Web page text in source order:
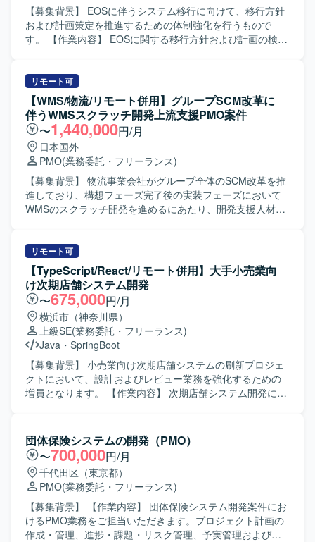
的に動ける方、ドキュメントやコミュニケーションを通じ
て品質向上に取り組める方が望ましいです。 【ポジション
の魅力】 生命保険業界向けのコアシステムに携わること
貫で関われるため、要件定義スキルや設計力を伸ばしやす
い環境です。CJFリプレイス対応など、レガシーからモダン
環境への移行経験も積むことができます。 【開発環境】
JavaおよびSpringBootを中心としたWebアプリケーション
開発環境となっております。クラウド技術としてAWSを利
用する可能性があり、要件定義や基本設計など上流工程に
も関わる機会がございます。
【募集背景】 EOSに伴うシステム移行に向けて、移行方針
および計画策定を推進するための体制強化を行うもので
す。 【作業内容】 EOSに関する移行方針および計画の検討
び体制の検討を行います。また、各種検討結果をとりまと
めた資料作成および顧客への説明を担当していただきま
す。 【求める人物像】 関係者と円滑にコミュニケーション
を取りながら、課題を整理し主体的に提案していける方を
求めています。複数システムが関わるプロジェクトにおい
て、全体を俯瞰しながら計画立案や調整を進められる方が
望ましいです。 【ポジションの魅力】 大規模システムの
EOS対応における計画策定フェーズから参画いただくた
め、上流工程での企画・計画立案スキルを高めることがで
きます。顧客折衝や各種資料作成を通じて、マネジメント
とした計画策定業務となります。個別の技術要素はプロジ
ェクト内標準に準拠して進めていただきます。
リモート可
【WMS/物流/リモート併用】グループSCM改革に
伴うWMSスクラッチ開発上流支援PMO案件
〜1,440,000円/月
日本国外
PMO(業務委託・フリーランス)
【募集背景】 物流事業会社がグループ全体のSCM改革を推
進しており、構想フェーズ完了後の実装フェーズにおいて
WMSのスクラッチ開発を進めるにあたり、開発支援人材が
およびWMSのAsIs／ToBe整理を行います。 要件定義をリ
ードし、設計書や各種計画書のレビューを実施いたしま
す。 開発ベンダのコントロールを行い、進捗管理や社内調
整などPMO業務を通じてプロジェクトを前に進めていただ
きます。 【求める人物像】 物流業界やWMSに対する深い
理解を持ち、主体的かつ自走的に業務を推進いただける方
を求めております。 関係者と良好なコミュニケーションを
取りながら、課題を整理し解決に導いていける方が望まし
いです。 【ポジションの魅力】 グループ全体のSCM改革と
いう戦略的な取り組みにおいて、中核となるWMSのスクラ
ッチ開発に上流から関わることができます。 事業会社側の
積むことができます。 【開発環境】 WMSを中心とした物
流システムのスクラッチ開発プロジェクトとなり、上流工
程やベンダコントロールを通じて設計・実装方針の検討に
関わっていただきます。
リモート可
【TypeScript/React/リモート併用】大手小売業向
け次期店舗システム開発
〜675,000円/月
横浜市（神奈川県）
上級SE(業務委託・フリーランス)
Java ・ SpringBoot
【募集背景】 小売業向け次期店舗システムの刷新プロジェ
クトにおいて、設計およびレビュー業務を強化するための
増員となります。 【作業内容】 次期店舗システム開発にお
テムへの移管、新機能構築に伴う設計業務を担当していた
だきます。フロントエンドおよびバックエンドの設計レビ
ュー、開発レビュー、テストレビューを行い、オフショア
で作成された設計書や成果物の品質確認も実施していただ
きます。 【求める人物像】 上流工程から主体的に参画し、
関係者とコミュニケーションを取りながらシステム全体を
見渡した設計やレビューができる方を求めています。複数
技術スタックを横断してキャッチアップしつつ、品質にこ
団体保険システムの開発（PMO）
〜700,000円/月
千代田区（東京都）
PMO(業務委託・フリーランス)
【募集背景】 【作業内容】 団体保険システム開発案件にお
けるPMO業務をご担当いただきます。プロジェクト計画の
作成・管理、進捗・課題・リスク管理、予実管理および報